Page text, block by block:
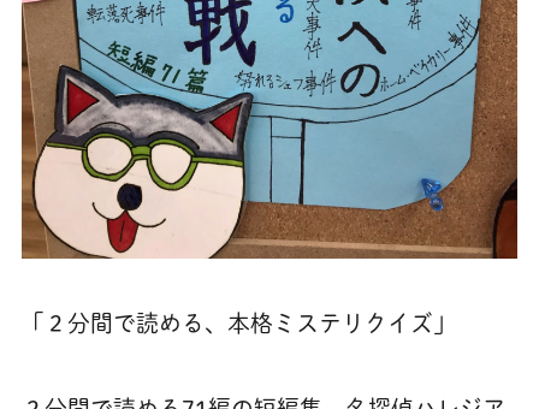
「２分間で読める、本格ミステリクイズ」